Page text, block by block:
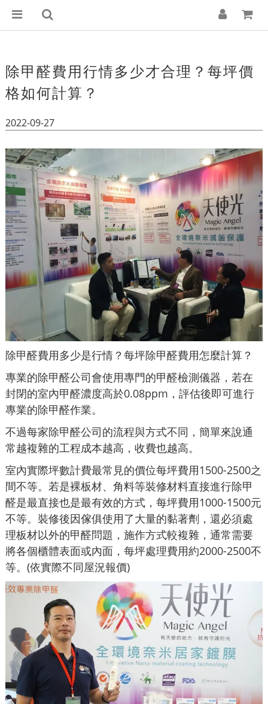
除甲醛費用行情多少才合理？每坪價
格如何計算？
2022-09-27
除甲醛費用多少是行情？每坪除甲醛費用怎麼計算？
專業的除甲醛公司會使用專門的甲醛檢測儀器，若在
封閉的室內甲醛濃度高於0.08ppm，評估後即可進行
專業的除甲醛作業。
不過每家除甲醛公司的流程與方式不同，簡單來說通
常越複雜的工程成本越高，收費也越高。
室內實際坪數計費最常見的價位每坪費用1500-2500之
間不等。若是裸板材、角料等裝修材料直接進行除甲
醛是最直接也是最有效的方式，每坪費用1000-1500元
不等。裝修後因傢俱使用了大量的黏著劑，還必須處
理板材以外的甲醛問題，施作方式較複雜，通常需要
將各個櫃體表面或內面，每坪處理費用約2000-2500不
等。(依實際不同屋況報價)